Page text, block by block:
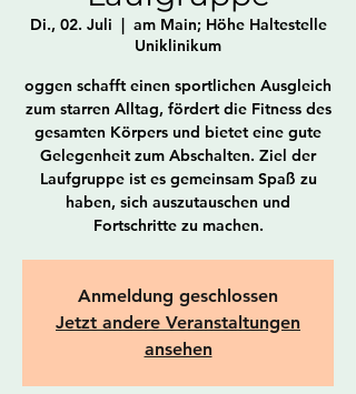
Di., 02. Juli
  |
am Main; Höhe Haltestelle
Uniklinikum
oggen schafft einen sportlichen Ausgleich
zum starren Alltag, fördert die Fitness des
gesamten Körpers und bietet eine gute
Gelegenheit zum Abschalten. Ziel der
Laufgruppe ist es gemeinsam Spaß zu
haben, sich auszutauschen und
Fortschritte zu machen.
Anmeldung geschlossen
Jetzt andere Veranstaltungen
ansehen